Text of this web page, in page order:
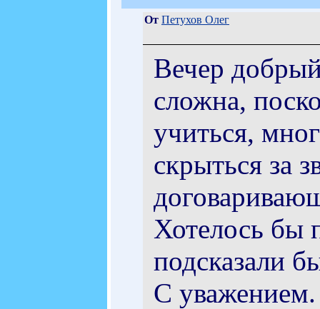
От Петухов Олег
Вечер
сложна,
учиться,
скрыться за
Хотелось бы
подсказали
С уважением.